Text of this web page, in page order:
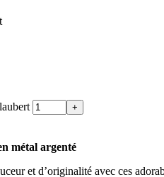
métal argenté
et d’originalité avec ces